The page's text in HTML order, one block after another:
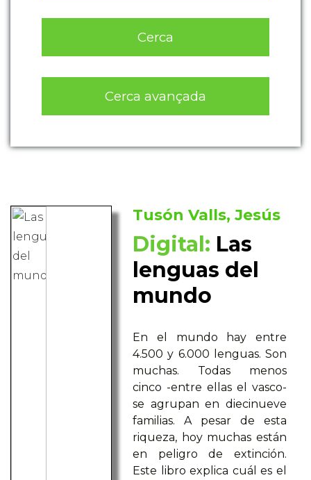
Cerca
Cerca avançada
Tusón Valls, Jesús
Digital: Las
lenguas del
mundo
En el mundo hay entre
4.500 y 6.000 lenguas. Son
muchas. Todas menos
cinco -entre ellas el vasco-
se agrupan en diecinueve
familias. A pesar de esta
riqueza, hoy muchas están
en peligro de extinción.
Este libro explica cuál es el